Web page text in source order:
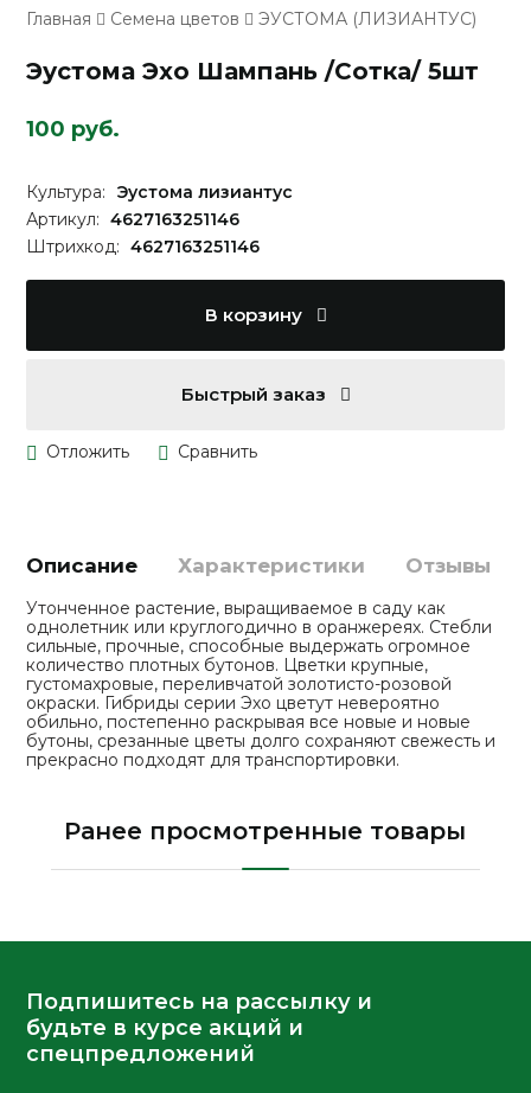
Главная Семена цветов ЭУСТОМА (ЛИЗИАНТУС)
Эустома Эхо Шампань /Сотка/ 5шт
100 руб.
Культура:
Эустома лизиантус
Артикул: 4627163251146
Штрихкод: 4627163251146
В корзину
Быстрый заказ
Описание Характеристики Отзывы
Утонченное растение, выращиваемое в саду как
однолетник или круглогодично в оранжереях. Стебли
сильные, прочные, способные выдержать огромное
количество плотных бутонов. Цветки крупные,
густомахровые, переливчатой золотисто-розовой
окраски. Гибриды серии Эхо цветут невероятно
обильно, постепенно раскрывая все новые и новые
бутоны, срезанные цветы долго сохраняют свежесть и
прекрасно подходят для транспортировки.
Ранее просмотренные товары
Подпишитесь на рассылку и
будьте в курсе акций и
спецпредложений